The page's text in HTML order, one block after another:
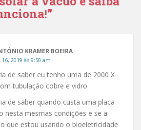
KRAMER BOEIRA
2019 às 9:50 am
de saber eu tenho uma de 2000 X
tubulação cobre e vidro
de saber quando custa uma placa
nesta mesmas condições e se a
que estou usando o bioeletricidade